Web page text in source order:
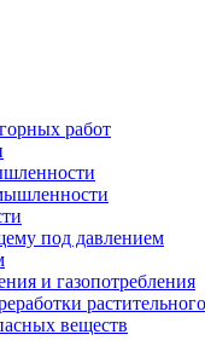
работ
под давлением
и газопотребления
веществ